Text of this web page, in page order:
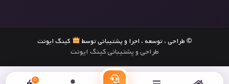
0
© طراحی ، توسعه ، اجرا و پشتیبانی توسط کینگ ایونت
طراحی و پشتیبانی کینگ ایونت